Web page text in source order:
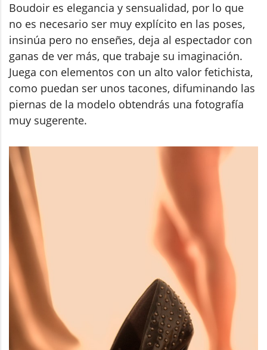
Boudoir es elegancia y sensualidad, por lo que
no es necesario ser muy explícito en las poses,
insinúa pero no enseñes, deja al espectador con
ganas de ver más, que trabaje su imaginación.
Juega con elementos con un alto valor fetichista,
como puedan ser unos tacones, difuminando las
piernas de la modelo obtendrás una fotografía
muy sugerente.